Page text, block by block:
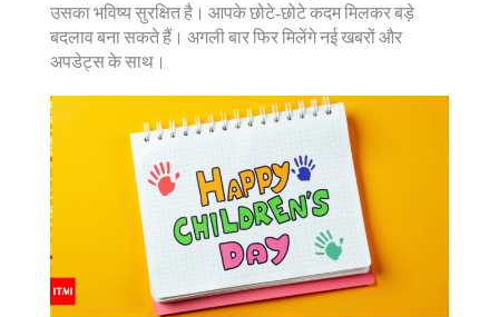
उसका भविष्य सुरक्षित है। आपके छोटे‑छोटे कदम मिलकर बड़े
बदलाव बना सकते हैं। अगली बार फिर मिलेंगे नई खबरों और
अपडेट्स के साथ।